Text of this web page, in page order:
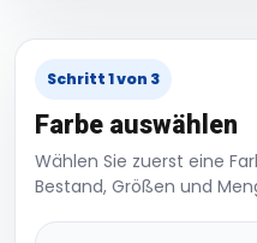
Schritt 1 von 3
Farbe auswählen
Wählen Sie zuerst eine
Bestand, Größen und